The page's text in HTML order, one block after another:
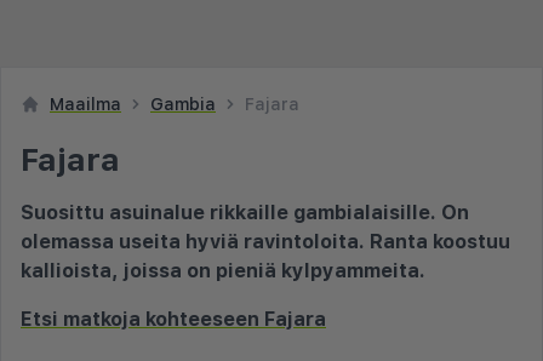
Maailma Gambia Fajara
Fajara
Suosittu asuinalue rikkaille gambialaisille. On
olemassa useita hyviä ravintoloita. Ranta koostuu
kallioista, joissa on pieniä kylpyammeita.
Etsi matkoja kohteeseen Fajara